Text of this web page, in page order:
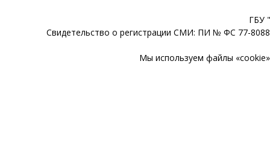
ГБУ
Свидетельство о регистрации СМИ: ПИ № ФС 77-
Мы используем файлы «cookie»